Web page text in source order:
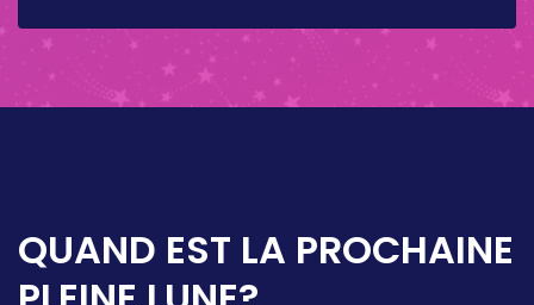
QUAND EST LA PROCHAINE